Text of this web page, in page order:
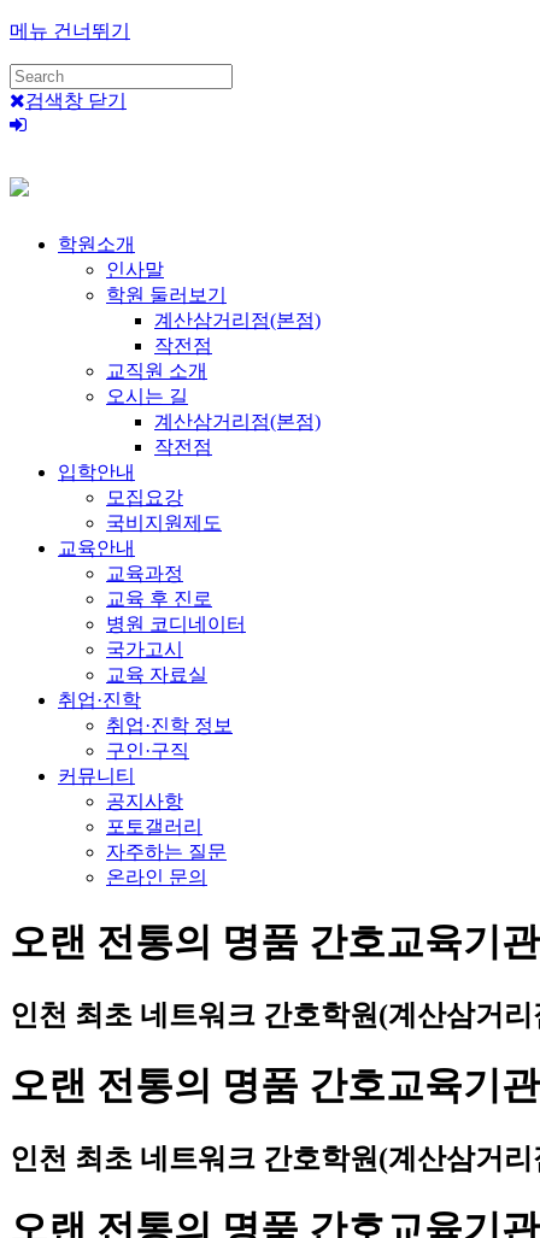
메뉴 건너뛰기
검색창 닫기
학원소개
인사말
학원 둘러보기
계산삼거리점(본점)
작전점
교직원 소개
오시는 길
계산삼거리점(본점)
작전점
입학안내
모집요강
국비지원제도
교육안내
교육과정
교육 후 진로
병원 코디네이터
국가고시
교육 자료실
취업·진학
취업·진학 정보
구인·구직
커뮤니티
공지사항
포토갤러리
자주하는 질문
온라인 문의
오랜 전통의 명품 간호교육기
인천 최초 네트워크 간호학원(계산삼거
오랜 전통의 명품 간호교육기
인천 최초 네트워크 간호학원(계산삼거
오랜 전통의 명품 간호교육기